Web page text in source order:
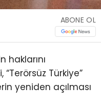
ABONE OL
haklarını
Türkiye”
yeniden açılması